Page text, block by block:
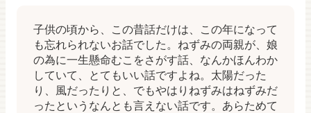
子供の頃から、この昔話だけは、この年になって
も忘れられないお話でした。ねずみの両親が、娘
の為に一生懸命むこをさがす話、なんかほんわか
していて、とてもいい話ですよね。太陽だった
り、風だったりと、でもやはりねずみはねずみだ
ったというなんとも言えない話です。あらためて